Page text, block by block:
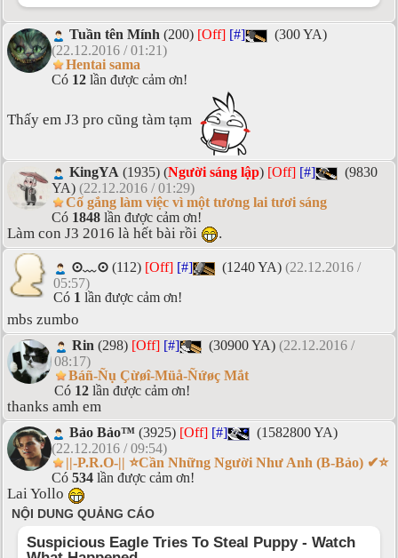
Tuần tên Mính (200) [Off] [#]
(300 YA)
(22.12.2016 / 01:21)
Hentai sama
Có 12 lần được cảm ơn!
Thấy em J3 pro cũng tàm tạm
KingYA (1935) (Người sáng lập) [Off] [#]
(9830
YA) (22.12.2016 / 01:29)
Cố gắng làm việc vì một tương lai tươi sáng
Có 1848 lần được cảm ơn!
Làm con J3 2016 là hết bài rồi .
⊙﹏⊙ (112) [Off] [#] (1240 YA) (22.12.2016 /
05:57)
Có 1 lần được cảm ơn!
mbs zumbo
Rin (298) [Off] [#] (30900 YA) (22.12.2016 /
08:17)
Báñ-Ñụ Çừøî-Müå-Ñứøç Mắt
Có 12 lần được cảm ơn!
thanks amh em
Bảo Bảo™ (3925) [Off] [#]
(1582800 YA)
(22.12.2016 / 09:54)
||-P.R.O-|| ⭐Cần Những Người Như Anh (B-Bảo) ✔⭐
Có 534 lần được cảm ơn!
Lai Yollo